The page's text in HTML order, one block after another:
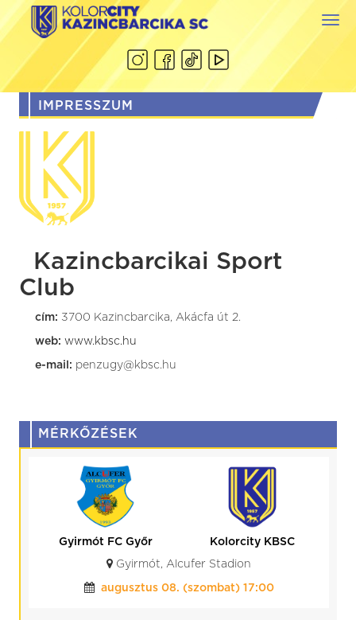
IMPRESSZUM
Kazincbarcikai Sport
Club
cím: 3700 Kazincbarcika, Akácfa út 2.
web: www.kbsc.hu
e-mail: penzugy@kbsc.hu
MÉRKŐZÉSEK
Gyirmót FC Győr
Kolorcity KBSC
Gyirmót, Alcufer Stadion
augusztus 08. (szombat) 17:00